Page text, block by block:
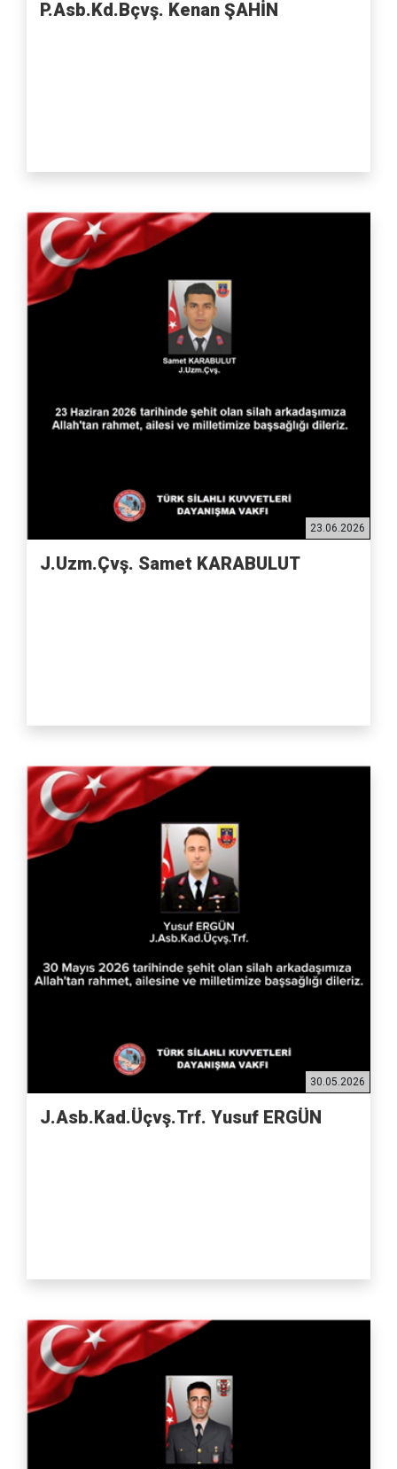
P.Asb.Kd.Bçvş. Kenan ŞAHİN
23.06.2026
J.Uzm.Çvş. Samet KARABULUT
30.05.2026
J.Asb.Kad.Üçvş.Trf. Yusuf ERGÜN